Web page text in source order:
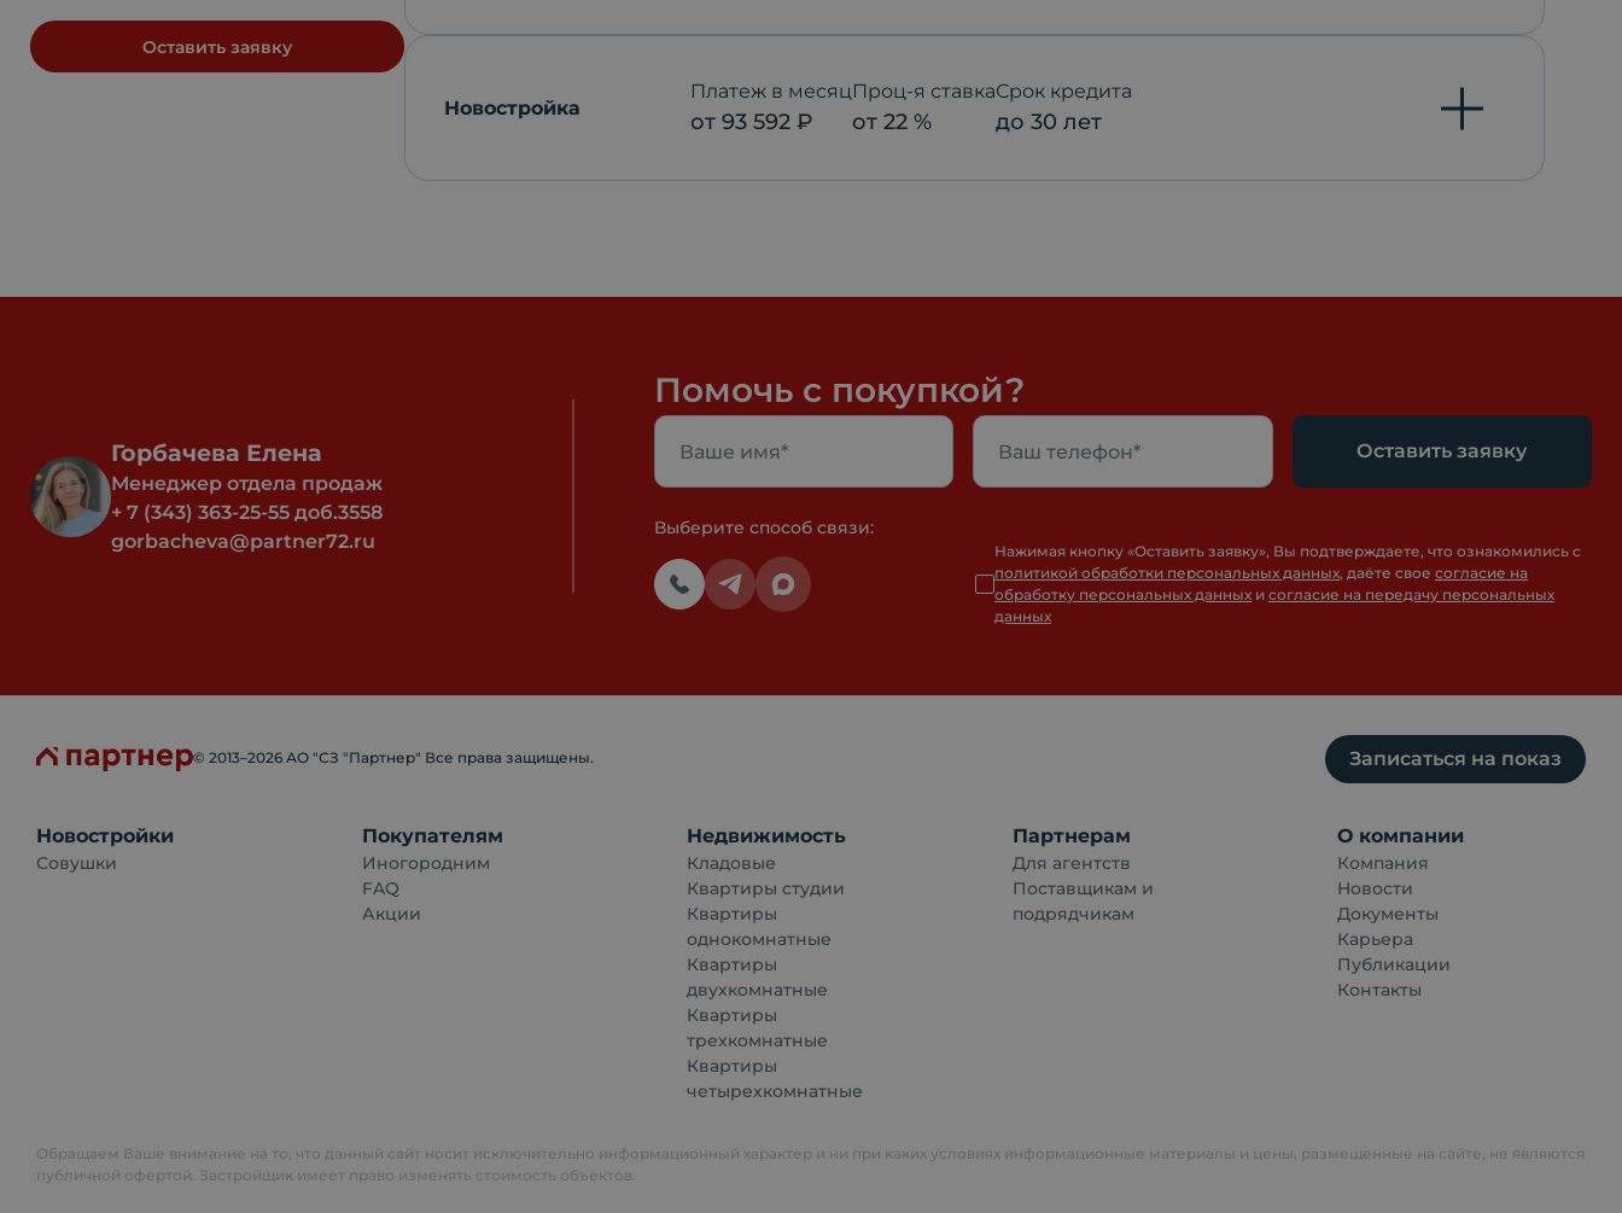
Оставить заявку
Новостройка
Платеж в месяц
от 93 592 ₽
Проц-я ставка
от 22 %
Срок кредита
до 30 лет
Горбачева Елена
Менеджер отдела продаж
+ 7 (343) 363-25-55 доб.3558
gorbacheva@partner72.ru
Помочь с покупкой?
Оставить заявку
Выберите способ связи:
Нажимая кнопку «Оставить заявку», Вы подтверждаете, что ознакомились с
политикой обработки персональных данных, даёте свое согласие на
обработку персональных данных и согласие на передачу персональных
данных
© 2013–2026 АО "СЗ "Партнер" Все права защищены. Записаться на показ
Новостройки
Совушки
Покупателям
Иногородним
FAQ
Акции
Недвижимость
Кладовые
Квартиры студии
Квартиры
однокомнатные
Квартиры
двухкомнатные
Квартиры
трехкомнатные
Квартиры
четырехкомнатные
Партнерам
Для агентств
Поставщикам и
подрядчикам
О компании
Компания
Новости
Документы
Карьера
Публикации
Контакты
Обращаем Ваше внимание на то, что данный сайт носит исключительно информационный характер и ни при каких условиях информационные материалы и цены, размещенные на сайте, не являются
публичной офертой. Застройщик имеет право изменять стоимость объектов.